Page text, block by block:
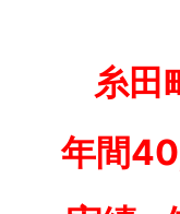
糸田
年間